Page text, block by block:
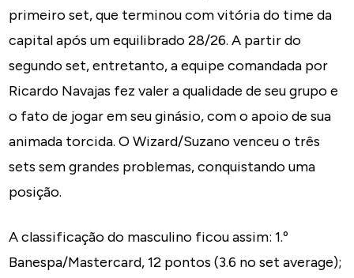
primeiro set, que terminou com vitória do time da
capital após um equilibrado 28/26. A partir do
segundo set, entretanto, a equipe comandada por
Ricardo Navajas fez valer a qualidade de seu grupo e
o fato de jogar em seu ginásio, com o apoio de sua
animada torcida. O Wizard/Suzano venceu o três
sets sem grandes problemas, conquistando uma
posição.
A classificação do masculino ficou assim: 1.º
Banespa/Mastercard, 12 pontos (3.6 no set average);